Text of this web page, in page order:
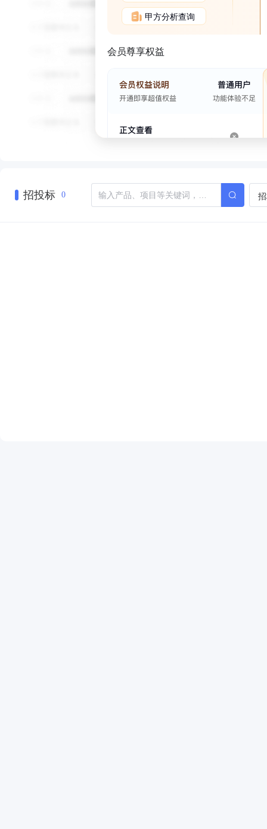
甲方分析查询
会员尊享权益
招投标 0